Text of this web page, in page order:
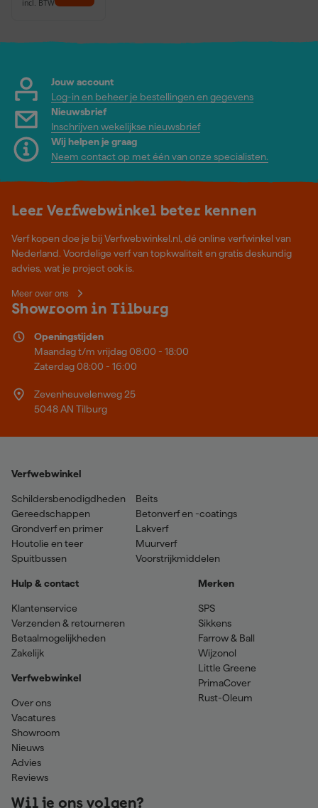
incl. BTW
Jouw account
Log-in en beheer je bestellingen en gegevens
Nieuwsbrief
Inschrijven wekelijkse nieuwsbrief
Wij helpen je graag
Neem contact op met één van onze specialisten.
Leer Verfwebwinkel beter kennen
Verf kopen doe je bij Verfwebwinkel.nl, dé online verfwinkel van
Nederland. Voordelige verf van topkwaliteit en gratis deskundig
advies, wat je project ook is.
Meer over ons
Showroom in Tilburg
Openingstijden
Maandag t/m vrijdag 08:00 - 18:00
Zaterdag 08:00 - 16:00
Zevenheuvelenweg 25
5048 AN Tilburg
Verfwebwinkel
Schildersbenodigdheden
Gereedschappen
Grondverf en primer
Houtolie en teer
Spuitbussen
Beits
Betonverf en -coatings
Lakverf
Muurverf
Voorstrijkmiddelen
Hulp & contact
Klantenservice
Verzenden & retourneren
Betaalmogelijkheden
Zakelijk
Verfwebwinkel
Over ons
Vacatures
Showroom
Nieuws
Advies
Reviews
Merken
SPS
Sikkens
Farrow & Ball
Wijzonol
Little Greene
PrimaCover
Rust-Oleum
Wil je ons volgen?